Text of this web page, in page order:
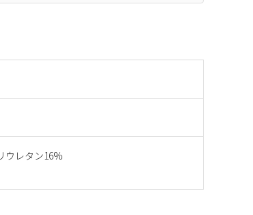
ウレタン16%